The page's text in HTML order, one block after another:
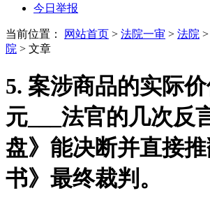
今日举报
当前位置： 网站首页 > 法院一审 > 法院
院 > 文章
5. 案涉商品的实际
元___法官的几次反
盘》能决断并直接
书》最终裁判。